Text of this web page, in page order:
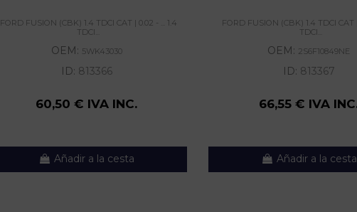
FORD FUSION (CBK) 1.4 TDCI CAT | 0.02 - ... 1.4
TDCI...
OEM: 5WK43030
ID: 813366
60,50 € IVA INC.
Añadir a la cesta
FORD FUSION (CBK) 1.4 TDCI CAT |
TDCI...
OEM: 2S6F10849NE
ID: 813367
66,55 € IVA
Añadir a la cesta